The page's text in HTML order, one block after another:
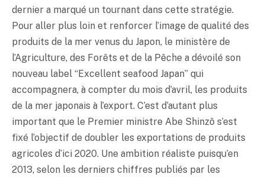
dernier a marqué un tournant dans cette stratégie.
Pour aller plus loin et renforcer l’image de qualité des
produits de la mer venus du Japon, le ministère de
l’Agriculture, des Forêts et de la Pêche a dévoilé son
nouveau label “Excellent seafood Japan” qui
accompagnera, à compter du mois d’avril, les produits
de la mer japonais à l’export. C’est d’autant plus
important que le Premier ministre Abe Shinzô s’est
fixé l’objectif de doubler les exportations de produits
agricoles d’ici 2020. Une ambition réaliste puisqu’en
2013, selon les derniers chiffres publiés par les